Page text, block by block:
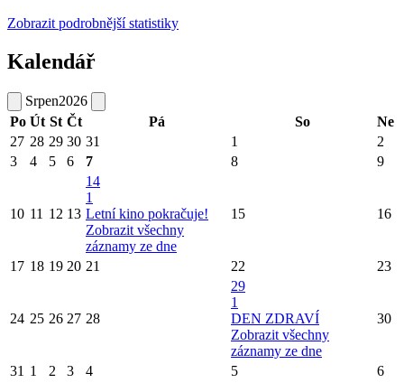
Zobrazit podrobnější statistiky
Kalendář
Srpen2026
Po Út St Čt Pá So
Ne
27 28 29 30 31 1
2
3
4 5 6 7 8 9
10 11 12 13
14
1
Letní kino pokračuje!
Zobrazit všechny
záznamy ze dne
15 16
17 18 19 20 21 22 23
24 25 26 27 28
29
1
DEN ZDRAVÍ
Zobrazit všechny
záznamy ze dne
30
31 1 2 3 4 5 6